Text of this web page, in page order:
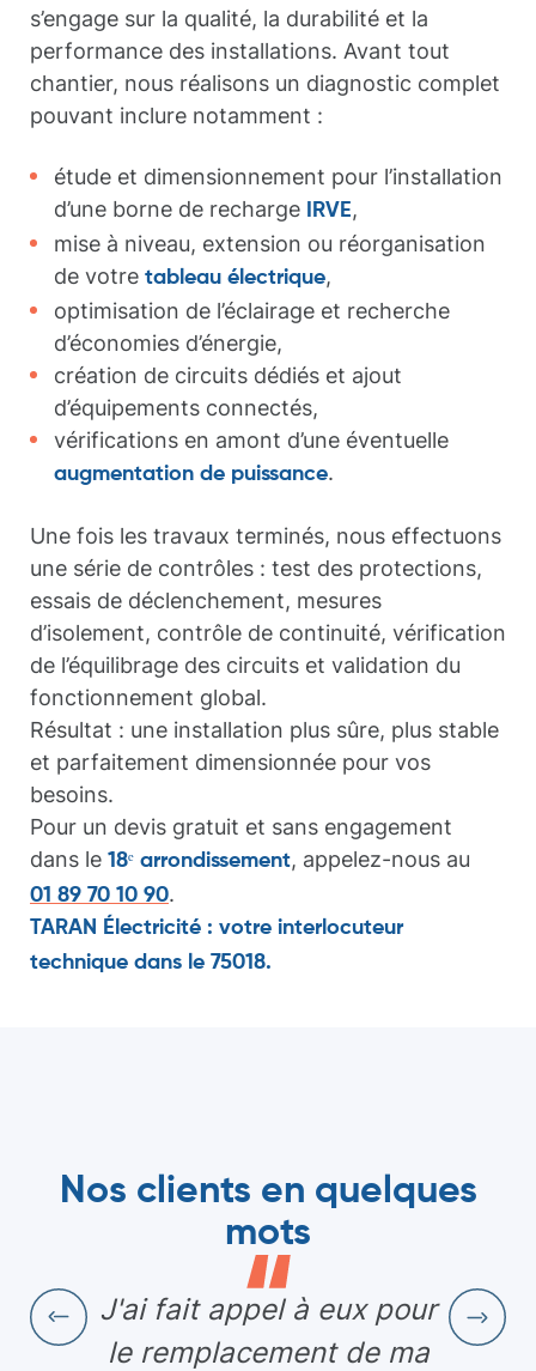
s’engage sur la qualité, la durabilité et la
performance des installations. Avant tout
chantier, nous réalisons un diagnostic complet
pouvant inclure notamment :
étude et dimensionnement pour l’installation
d’une borne de recharge
IRVE,
mise à niveau, extension ou réorganisation
de votre tableau électrique,
optimisation de l’éclairage et recherche
d’économies d’énergie,
création de circuits dédiés et ajout
d’équipements connectés,
vérifications en amont d’une éventuelle
augmentation de puissance.
Une fois les travaux terminés, nous effectuons
une série de contrôles : test des protections,
essais de déclenchement, mesures
d’isolement, contrôle de continuité, vérification
de l’équilibrage des circuits et validation du
fonctionnement global.
Résultat : une installation plus sûre, plus stable
et parfaitement dimensionnée pour vos
besoins.
Pour un devis gratuit et sans engagement
dans le 18ᵉ arrondissement, appelez-nous au
01 89 70 10 90.
TARAN Électricité : votre interlocuteur
technique dans le 75018.
Nos clients en quelques
mots
J'ai fait appel à eux pour
le remplacement de ma